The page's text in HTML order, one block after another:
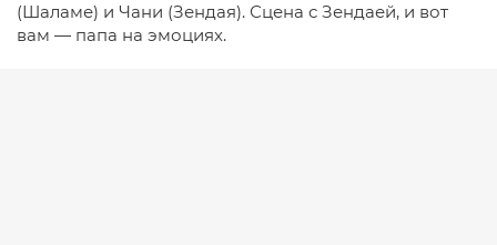
(Шаламе) и Чани (Зендая). Сцена с Зендаей, и вот
вам — папа на эмоциях.